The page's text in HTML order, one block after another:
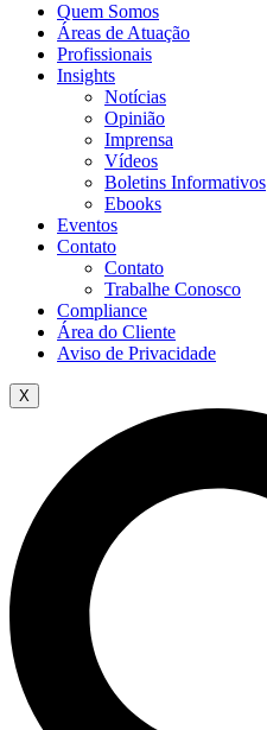
Quem Somos
Áreas de Atuação
Profissionais
Insights
Notícias
Opinião
Imprensa
Vídeos
Boletins Informativos
Ebooks
Eventos
Contato
Contato
Trabalhe Conosco
Compliance
Área do Cliente
Aviso de Privacidade
X